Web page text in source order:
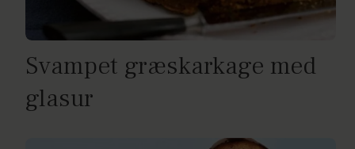
Svampet græskarkage med
glasur